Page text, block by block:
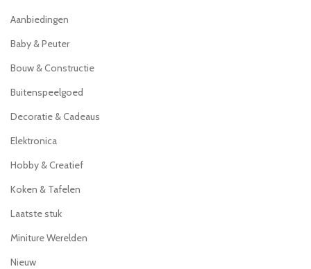
Aanbiedingen
Baby & Peuter
Bouw & Constructie
Buitenspeelgoed
Decoratie & Cadeaus
Elektronica
Hobby & Creatief
Koken & Tafelen
Laatste stuk
Miniture Werelden
Nieuw